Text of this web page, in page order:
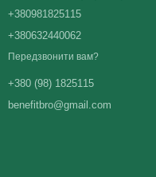
+380981825115
+380632440062
Передзвонити вам?
+380 (98) 1825115
benefitbro@gmail.com